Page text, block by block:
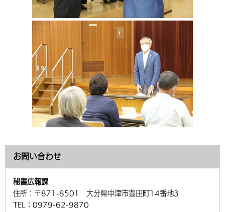
お問い合わせ
秘書広報課
住所： 〒871-8501 大分県中津市豊田町14番地3
TEL： 0979-62-9870